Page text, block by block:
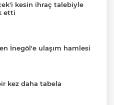
kesin ihraç talebiyle
etti
İnegöl'e ulaşım hamlesi
kez daha tabela